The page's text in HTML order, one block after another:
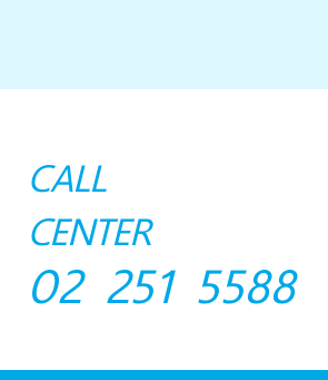
CALL
CENTER
02 251 5588